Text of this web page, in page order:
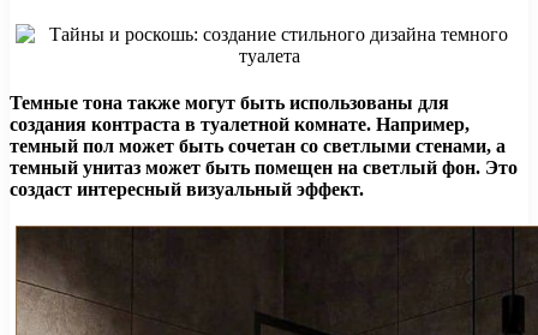
Темные тона также могут быть использованы для
создания контраста в туалетной комнате. Например,
темный пол может быть сочетан со светлыми стенами, а
темный унитаз может быть помещен на светлый фон. Это
создаст интересный визуальный эффект.